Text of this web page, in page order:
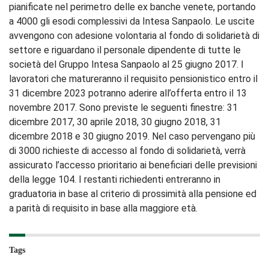
pianificate nel perimetro delle ex banche venete, portando
a 4000 gli esodi complessivi da Intesa Sanpaolo. Le uscite
avvengono con adesione volontaria al fondo di solidarietà di
settore e riguardano il personale dipendente di tutte le
società del Gruppo Intesa Sanpaolo al 25 giugno 2017. I
lavoratori che matureranno il requisito pensionistico entro il
31 dicembre 2023 potranno aderire all’offerta entro il 13
novembre 2017. Sono previste le seguenti finestre: 31
dicembre 2017, 30 aprile 2018, 30 giugno 2018, 31
dicembre 2018 e 30 giugno 2019. Nel caso pervengano più
di 3000 richieste di accesso al fondo di solidarietà, verrà
assicurato l’accesso prioritario ai beneficiari delle previsioni
della legge 104. I restanti richiedenti entreranno in
graduatoria in base al criterio di prossimità alla pensione ed
a parità di requisito in base alla maggiore età.
Tags